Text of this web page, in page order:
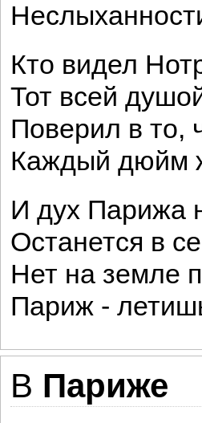
Кто видел
Тот всей
Поверил в то,
Каждый дюйм
И дух Парижа
Останется в
Нет на земле
Париж -
В Париже